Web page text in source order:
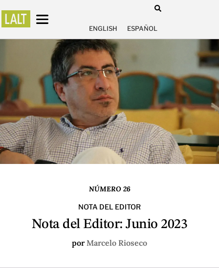
ENGLISH ESPAÑOL
NÚMERO 26
NOTA DEL EDITOR
Nota del Editor: Junio 2023
por Marcelo Rioseco